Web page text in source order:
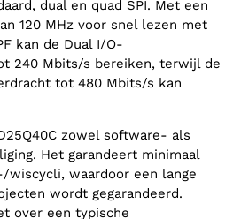
dual en quad SPI. Met een
120 MHz voor snel lezen met
kan de Dual I/O-
240 Mbits/s bereiken, terwijl de
tot 480 Mbits/s kan
zowel software- als
Het garandeert minimaal
wiscycli, waardoor een lange
wordt gegarandeerd.
over een typische